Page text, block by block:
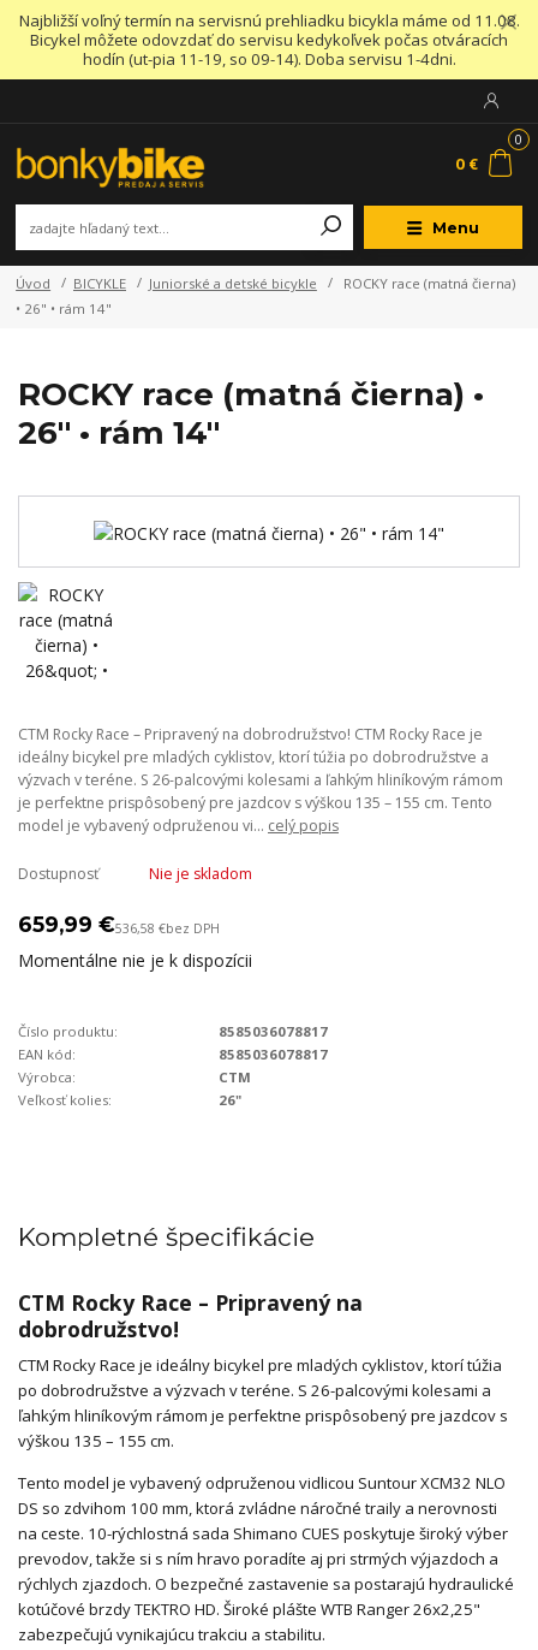
Najbližší voľný termín na servisnú prehliadku bicykla máme od 11.08.
Bicykel môžete odovzdať do servisu kedykoľvek počas otváracích
hodín (ut-pia 11-19, so 09-14). Doba servisu 1-4dni.
Menu
0
0 €
Úvod BICYKLE Juniorské a detské bicykle
ROCKY race (matná čierna)
• 26" • rám 14"
ROCKY race (matná čierna) •
26" • rám 14"
CTM Rocky Race – Pripravený na dobrodružstvo! CTM Rocky Race je
ideálny bicykel pre mladých cyklistov, ktorí túžia po dobrodružstve a
výzvach v teréne. S 26-palcovými kolesami a ľahkým hliníkovým rámom
je perfektne prispôsobený pre jazdcov s výškou 135 – 155 cm. Tento
model je vybavený odpruženou vi... celý popis
Dostupnosť Nie je skladom
659,99 €536,58 €bez DPH
Momentálne nie je k dispozícii
Číslo produktu:
8585036078817
EAN kód:
8585036078817
Výrobca:
CTM
Veľkosť kolies:
26"
Kompletné špecifikácie
CTM Rocky Race – Pripravený na
dobrodružstvo!
CTM Rocky Race je ideálny bicykel pre mladých cyklistov, ktorí túžia
po dobrodružstve a výzvach v teréne. S 26-palcovými kolesami a
ľahkým hliníkovým rámom je perfektne prispôsobený pre jazdcov s
výškou 135 – 155 cm.
Tento model je vybavený odpruženou vidlicou Suntour XCM32 NLO
DS so zdvihom 100 mm, ktorá zvládne náročné traily a nerovnosti
na ceste. 10-rýchlostná sada Shimano CUES poskytuje široký výber
prevodov, takže si s ním hravo poradíte aj pri strmých výjazdoch a
rýchlych zjazdoch. O bezpečné zastavenie sa postarajú hydraulické
kotúčové brzdy TEKTRO HD. Široké plášte WTB Ranger 26x2,25"
zabezpečujú vynikajúcu trakciu a stabilitu.